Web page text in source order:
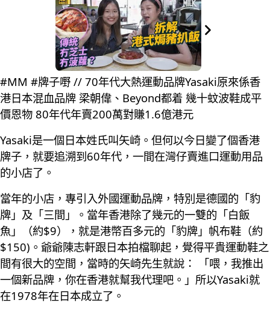
#MM #牌子嘢 // 70年代大熱運動品牌Yasaki原來係香
港日本混血品牌 梁朝偉、Beyond都着 幾十蚊波鞋成平
價恩物 80年代年賣200萬對賺1.6億港元
Yasaki是一個日本姓氏叫矢崎。但何以今日變了個香港
牌子，就要追溯到60年代，一間在灣仔賣進口運動用品
的小店了。
當年的小店，專引入外國運動品牌，特別是德國的「豹
牌」及「三間」。當年香港除了幾元的一雙的「白飯
魚」（約$9），就是港幣百多元的「豹牌」帆布鞋（約
$150)。爺爺陳志軒跟日本拍檔聊起，覺得平貴運動鞋之
間有很大的空間，當時的矢崎先生就說： 「喂，我推出
一個新品牌，你在香港就幫我代理吧。」所以Yasaki就
在1978年在日本成立了。